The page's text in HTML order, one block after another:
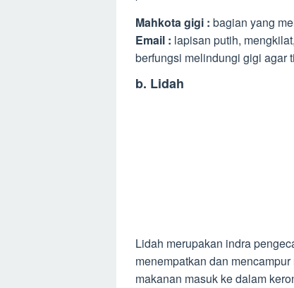
Mahkota gigi : bagian yang
Email : lapisan putih,
berfungsi melindungi gigi agar
b. Lidah
Lidah merupakan indra
menempatkan dan
makanan masuk ke dalam